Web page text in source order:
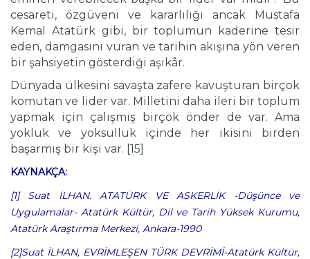
cesareti, özgüveni ve kararlılığı ancak Mustafa
Kemal Atatürk gibi, bir toplumun kaderine tesir
eden, damgasını vuran ve tarihin akışına yön veren
bir şahsiyetin gösterdiği aşikâr.
Dünyada ülkesini savaşta zafere kavuşturan birçok
komutan ve lider var. Milletini daha ileri bir toplum
yapmak için çalışmış birçok önder de var. Ama
yokluk ve yoksulluk içinde her ikisini birden
başarmış bir kişi var. [15]
KAYNAKÇA:
[1] Suat İLHAN. ATATÜRK VE ASKERLİK -Düşünce ve
Uygulamalar- Atatürk Kültür, Dil ve Tarih Yüksek Kurumu,
Atatürk Araştırma Merkezi, Ankara-1990
[2]Suat İLHAN, EVRİMLEŞEN TÜRK DEVRİMİ-Atatürk Kültür,